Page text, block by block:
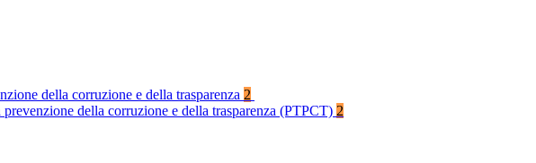
della corruzione e della trasparenza 2
della corruzione e della trasparenza (PTPCT) 2